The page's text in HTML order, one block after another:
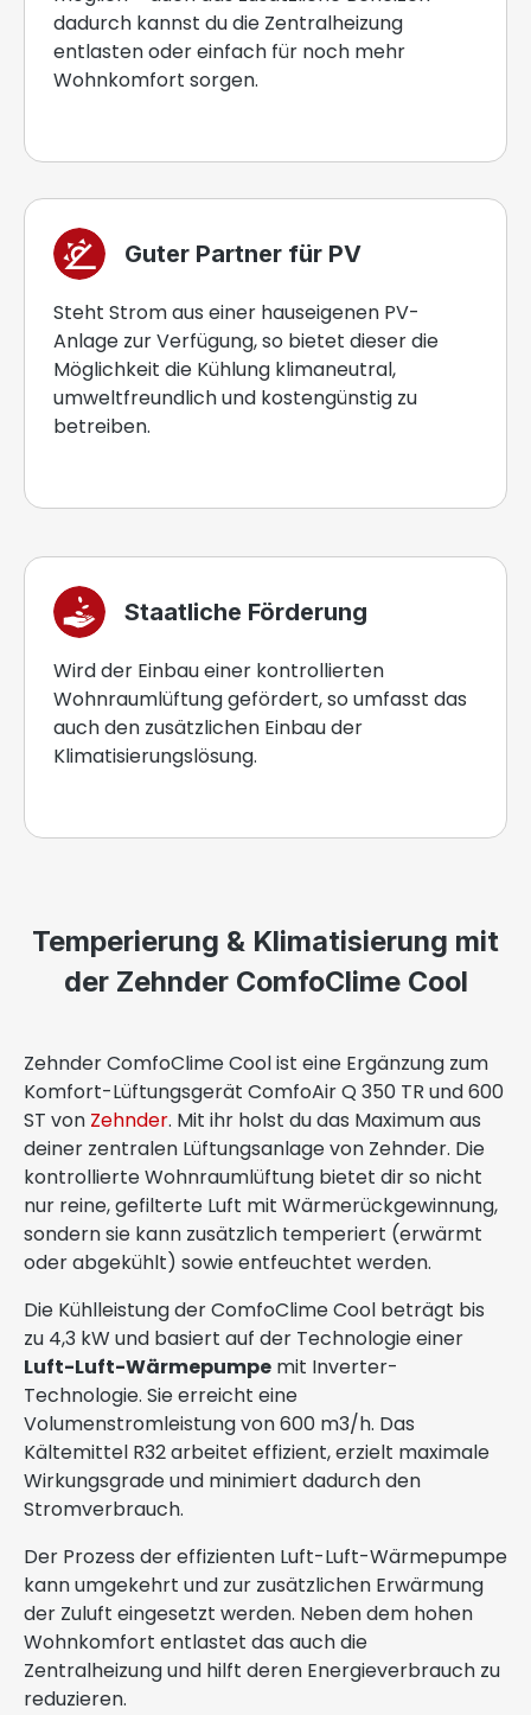
dadurch kannst du die Zentralheizung
entlasten oder einfach für noch mehr
Wohnkomfort sorgen.
Guter Partner für PV
Steht Strom aus einer hauseigenen PV-
Anlage zur Verfügung, so bietet dieser die
Möglichkeit die Kühlung klimaneutral,
umweltfreundlich und kostengünstig zu
betreiben.
Staatliche Förderung
Wird der Einbau einer kontrollierten
Wohnraumlüftung gefördert, so umfasst das
auch den zusätzlichen Einbau der
Klimatisierungslösung.
Temperierung & Klimatisierung mit
der Zehnder ComfoClime Cool
Zehnder ComfoClime Cool ist eine Ergänzung zum
Komfort-Lüftungsgerät ComfoAir Q 350 TR und 600
ST von Zehnder. Mit ihr holst du das Maximum aus
deiner zentralen Lüftungsanlage von Zehnder. Die
kontrollierte Wohnraumlüftung bietet dir so nicht
nur reine, gefilterte Luft mit Wärmerückgewinnung,
sondern sie kann zusätzlich temperiert (erwärmt
oder abgekühlt) sowie entfeuchtet werden.
Die Kühlleistung der ComfoClime Cool beträgt bis
zu 4,3 kW und basiert auf der Technologie einer
Luft-Luft-Wärmepumpe mit Inverter-
Technologie. Sie erreicht eine
Volumenstromleistung von 600 m3/h. Das
Kältemittel R32 arbeitet effizient, erzielt maximale
Wirkungsgrade und minimiert dadurch den
Stromverbrauch.
Der Prozess der effizienten Luft-Luft-Wärmepumpe
kann umgekehrt und zur zusätzlichen Erwärmung
der Zuluft eingesetzt werden. Neben dem hohen
Wohnkomfort entlastet das auch die
Zentralheizung und hilft deren Energieverbrauch zu
reduzieren.